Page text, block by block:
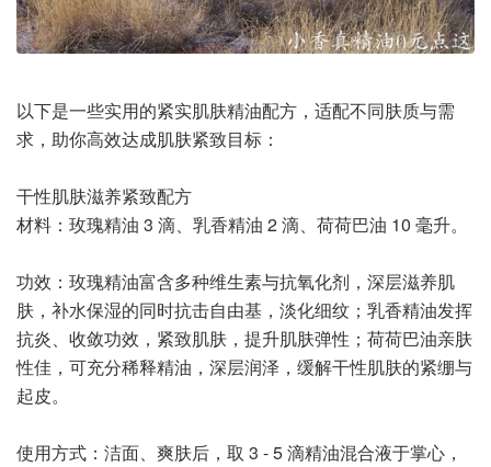
以下是一些实用的紧实肌肤精油配方，适配不同肤质与需
求，助你高效达成肌肤紧致目标：
干性肌肤滋养紧致配方
材料：玫瑰精油 3 滴、乳香精油 2 滴、荷荷巴油 10 毫升。
功效：玫瑰精油富含多种维生素与抗氧化剂，深层滋养肌
肤，补水保湿的同时抗击自由基，淡化细纹；乳香精油发挥
抗炎、收敛功效，紧致肌肤，提升肌肤弹性；荷荷巴油亲肤
性佳，可充分稀释精油，深层润泽，缓解干性肌肤的紧绷与
起皮。
使用方式：洁面、爽肤后，取 3 - 5 滴精油混合液于掌心，